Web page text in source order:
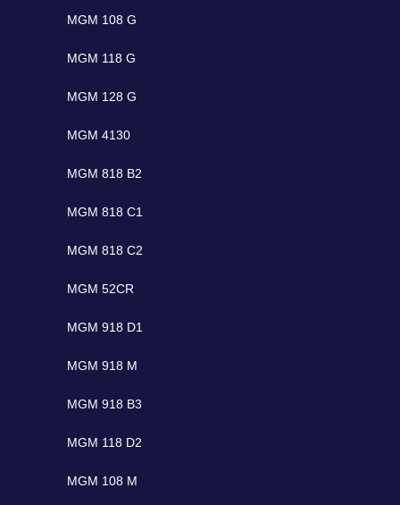
MGM 108 G
MGM 118 G
MGM 128 G
MGM 4130
MGM 818 B2
MGM 818 C1
MGM 818 C2
MGM 52CR
MGM 918 D1
MGM 918 M
MGM 918 B3
MGM 118 D2
MGM 108 M